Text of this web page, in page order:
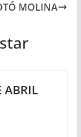
MOLINA
ABRIL